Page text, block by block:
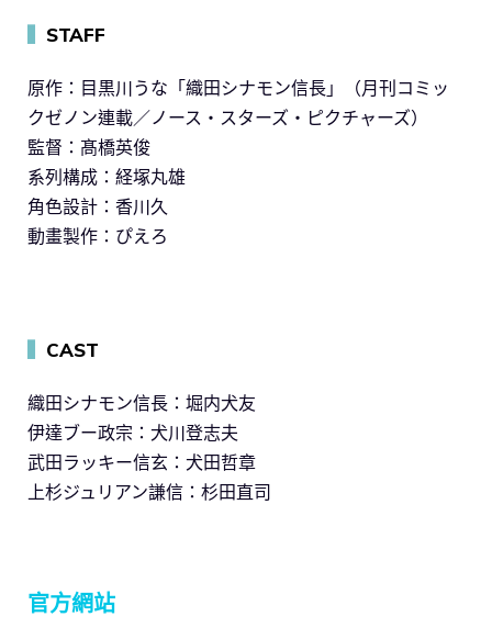
STAFF
原作：目黒川うな「織田シナモン信長」（月刊コミッ
クゼノン連載／ノース・スターズ・ピクチャーズ）
監督：髙橋英俊
系列構成：経塚丸雄
角色設計：香川久
動畫製作：ぴえろ
CAST
織田シナモン信長：堀内犬友
伊達ブー政宗：犬川登志夫
武田ラッキー信玄：犬田哲章
上杉ジュリアン謙信：杉田直司
官方網站